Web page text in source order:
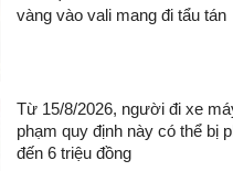
vàng vào vali mang đi tẩu tán
Từ 15/8/2026, người đi xe
phạm quy định này có thể bị
đến 6 triệu đồng